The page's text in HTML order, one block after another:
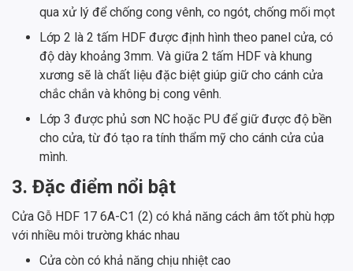
qua xử lý để chống cong vênh, co ngót, chống mối mọt
Lớp 2 là 2 tấm HDF được định hình theo panel cửa, có
độ dày khoảng 3mm. Và giữa 2 tấm HDF và khung
xương sẽ là chất liệu đặc biệt giúp giữ cho cánh cửa
chắc chắn và không bị cong vênh.
Lớp 3 được phủ sơn NC hoặc PU để giữ được độ bền
cho cửa, từ đó tạo ra tính thẩm mỹ cho cánh cửa của
mình.
3. Đặc điểm nổi bật
Cửa Gỗ HDF ​​​​​​​17 6A-C1 (2) có khả năng cách âm tốt phù hợp
với nhiều môi trường khác nhau
Cửa còn có khả năng chịu nhiệt cao